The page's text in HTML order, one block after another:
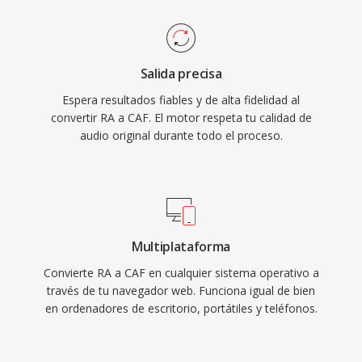
reproducirse en dispositivos actuales.
comprimida. El framework Core Audio de Apple
proporciona soporte nativo en macOS e iOS,
garantizando una reproducción de baja latencia
en aplicaciones profesionales como Logic Pro
y Final Cut Pro. Para flujos de trabajo del
ecosistema Apple qué requieren versatilidad y
Salida precisa
Espera resultados fiables y de alta fidelidad al
convertir RA a CAF. El motor respeta tu calidad de
audio original durante todo el proceso.
Multiplataforma
Convierte RA a CAF en cualquier sistema operativo a
través de tu navegador web. Funciona igual de bien
en ordenadores de escritorio, portátiles y teléfonos.